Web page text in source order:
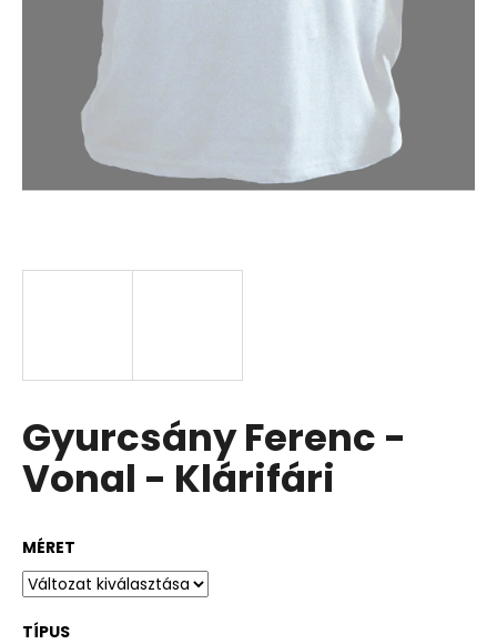
Gyurcsány Ferenc -
Vonal - Klárifári
MÉRET
TÍPUS